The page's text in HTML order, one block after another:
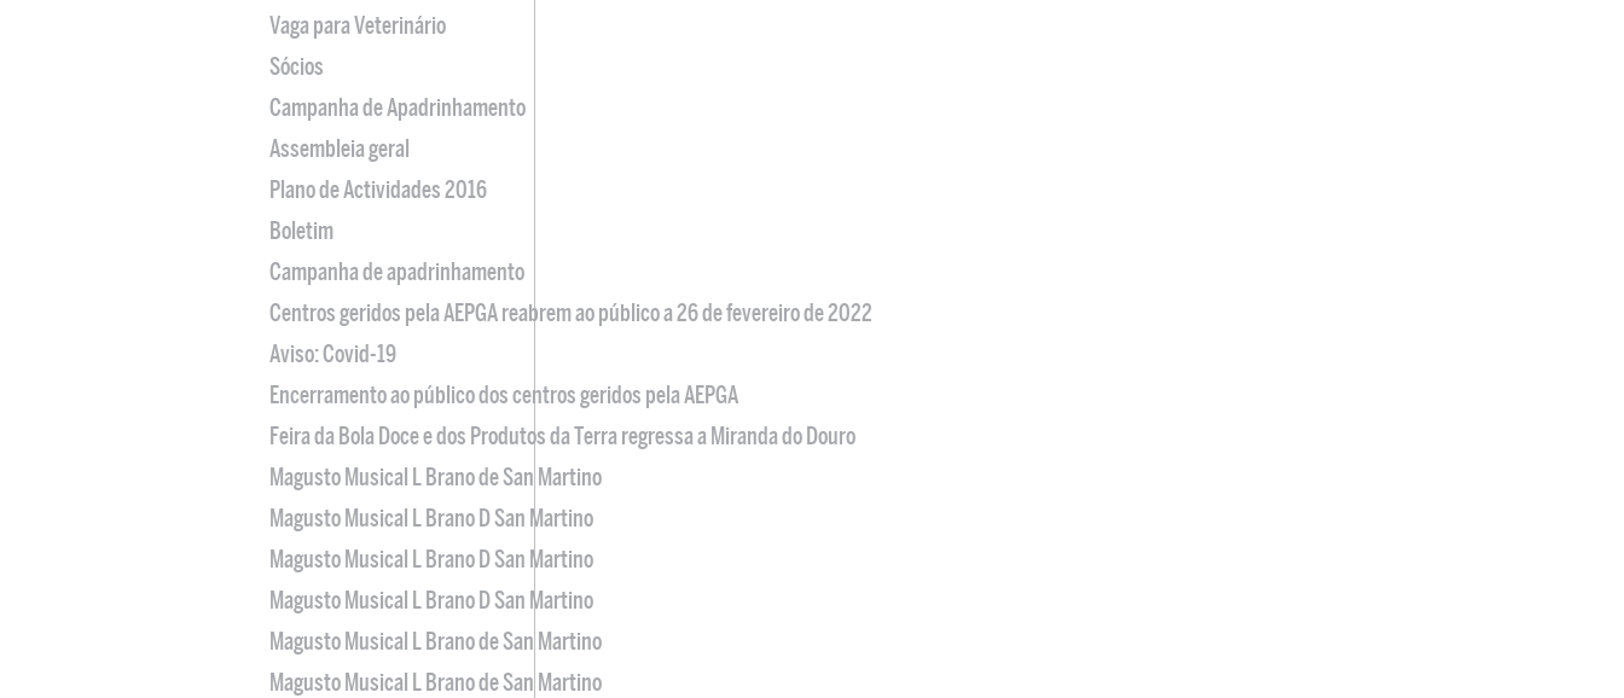
Vaga para Veterinário
Sócios
Campanha de Apadrinhamento
Assembleia geral
Plano de Actividades 2016
Boletim
Campanha de apadrinhamento
Centros geridos pela AEPGA reabrem ao público a 26 de fevereiro de 2022
Aviso: Covid-19
Encerramento ao público dos centros geridos pela AEPGA
Feira da Bola Doce e dos Produtos da Terra regressa a Miranda do Douro
Magusto Musical L Brano de San Martino
Magusto Musical L Brano D San Martino
Magusto Musical L Brano D San Martino
Magusto Musical L Brano D San Martino
Magusto Musical L Brano de San Martino
Magusto Musical L Brano de San Martino